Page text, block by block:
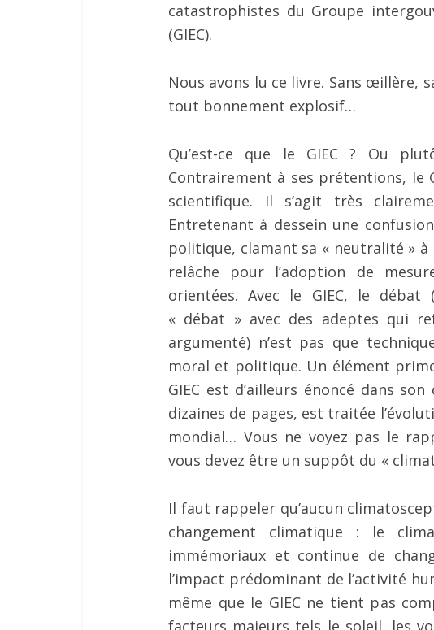
catastrophistes du Groupe
(GIEC).
Nous avons lu ce livre. Sans œillère,
tout bonnement explosif…
Qu’est-ce que le GIEC ? Ou
Contrairement à ses prétentions, le
scientifique. Il s’agit très
Entretenant à dessein une
politique, clamant sa « neutralité »
relâche pour l’adoption de
orientées. Avec le GIEC, le
« débat » avec des adeptes qui
argumenté) n’est pas que
moral et politique. Un élément
GIEC est d’ailleurs énoncé dans
dizaines de pages, est traitée
mondial… Vous ne voyez pas le
vous devez être un suppôt du «
Il faut rappeler qu’aucun
changement climatique : le
immémoriaux et continue de
l’impact prédominant de l’activité
même que le GIEC ne tient pas
facteurs majeurs tels le soleil, les